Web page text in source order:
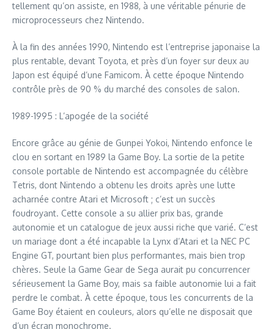
tellement qu’on assiste, en 1988, à une véritable pénurie de
microprocesseurs chez Nintendo.
À la fin des années 1990, Nintendo est l’entreprise japonaise la
plus rentable, devant Toyota, et près d’un foyer sur deux au
Japon est équipé d’une Famicom. À cette époque Nintendo
contrôle près de 90 % du marché des consoles de salon.
1989-1995 : L’apogée de la société
Encore grâce au génie de Gunpei Yokoi, Nintendo enfonce le
clou en sortant en 1989 la Game Boy. La sortie de la petite
console portable de Nintendo est accompagnée du célèbre
Tetris, dont Nintendo a obtenu les droits après une lutte
acharnée contre Atari et Microsoft ; c’est un succès
foudroyant. Cette console a su allier prix bas, grande
autonomie et un catalogue de jeux aussi riche que varié. C’est
un mariage dont a été incapable la Lynx d’Atari et la NEC PC
Engine GT, pourtant bien plus performantes, mais bien trop
chères. Seule la Game Gear de Sega aurait pu concurrencer
sérieusement la Game Boy, mais sa faible autonomie lui a fait
perdre le combat. À cette époque, tous les concurrents de la
Game Boy étaient en couleurs, alors qu’elle ne disposait que
d’un écran monochrome.